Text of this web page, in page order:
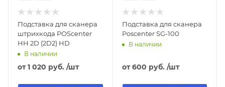
Подставка для сканера
штрихкода POScenter
HH 2D (2D2) HD
В наличии
от1 020 руб. /шт
Подставка для сканера
Poscenter SG-100
В наличии
от600 руб. /шт